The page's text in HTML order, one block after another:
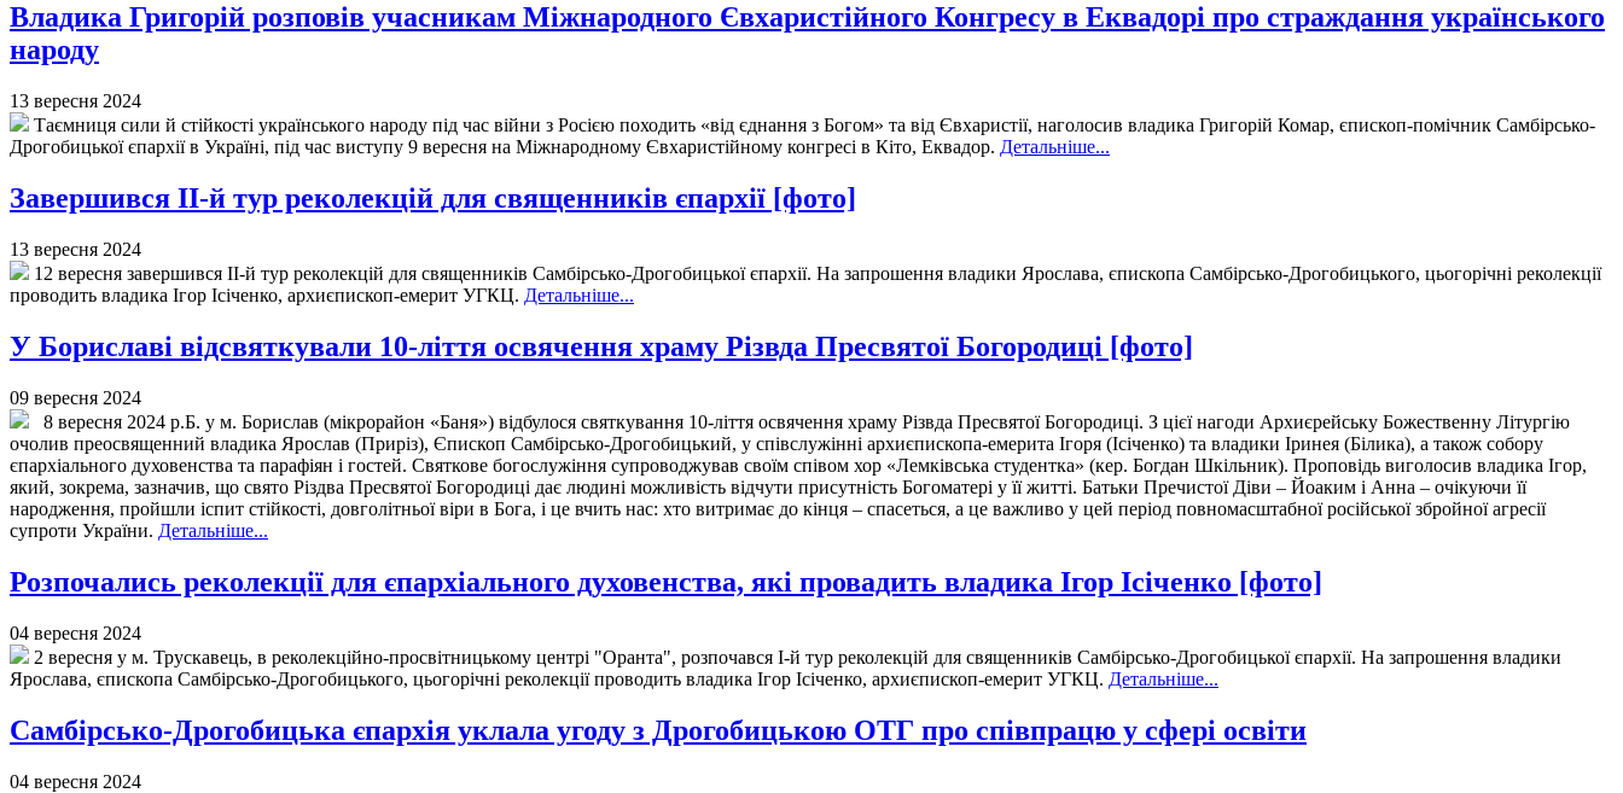
Владика Григорій розповів учасникам Міжнародного Євхаристійного Конгресу в Еквадорі про страждання українського
народу
13 вересня 2024
Таємниця сили й стійкості українського народу під час війни з Росією походить «від єднання з Богом» та від Євхаристії, наголосив владика Григорій Комар, єпископ-помічник Самбірсько-
Дрогобицької єпархії в Україні, під час виступу 9 вересня на Міжнародному Євхаристійному конгресі в Кіто, Еквадор. Детальніше...
Завершився ІI-й тур реколекцій для священників єпархії [фото]
13 вересня 2024
12 вересня завершився ІІ-й тур реколекцій для священників Самбірсько-Дрогобицької єпархії. На запрошення владики Ярослава, єпископа Самбірсько-Дрогобицького, цьогорічні реколекції
проводить владика Ігор Ісіченко, архиєпископ-емерит УГКЦ. Детальніше...
У Бориславі відсвяткували 10-ліття освячення храму Різвда Пресвятої Богородиці [фото]
09 вересня 2024
8 вересня 2024 р.Б. у м. Борислав (мікрорайон «Баня») відбулося святкування 10-ліття освячення храму Різвда Пресвятої Богородиці. З цієї нагоди Архиєрейську Божественну Літургію
очолив преосвященний владика Ярослав (Приріз), Єпископ Самбірсько-Дрогобицький, у співслужінні архиєпископа-емерита Ігоря (Ісіченко) та владики Іринея (Білика), а також собору
єпархіального духовенства та парафіян і гостей. Святкове богослужіння супроводжував своїм співом хор «Лемківська студентка» (кер. Богдан Шкільник). Проповідь виголосив владика Ігор,
який, зокрема, зазначив, що свято Різдва Пресвятої Богородиці дає людині можливість відчути присутність Богоматері у її житті. Батьки Пречистої Діви – Йоаким і Анна – очікуючи її
народження, пройшли іспит стійкості, довголітньої віри в Бога, і це вчить нас: хто витримає до кінця – спасеться, а це важливо у цей період повномасштабної російської збройної агресії
супроти України. Детальніше...
Розпочались реколекції для єпархіального духовенства, які провадить владика Ігор Ісіченко [фото]
04 вересня 2024
2 вересня у м. Трускавець, в реколекційно-просвітницькому центрі "Оранта", розпочався І-й тур реколекцій для священників Самбірсько-Дрогобицької єпархії. На запрошення владики
Ярослава, єпископа Самбірсько-Дрогобицького, цьогорічні реколекції проводить владика Ігор Ісіченко, архиєпископ-емерит УГКЦ. Детальніше...
Самбірсько-Дрогобицька єпархія уклала угоду з Дрогобицькою ОТГ про співпрацю у сфері освіти
04 вересня 2024